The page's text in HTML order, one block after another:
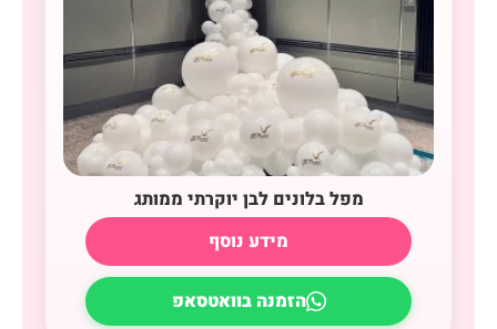
מפל בלונים לבן יוקרתי ממותג
מידע נוסף
הזמנה בוואטסאפ